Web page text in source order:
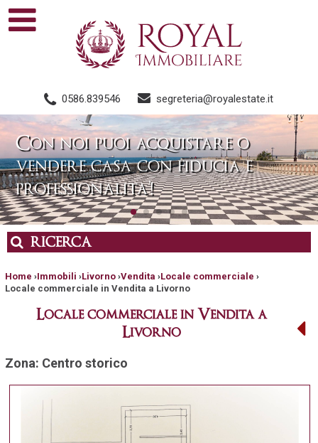
0586.839546 segreteria@royalestate.it
Con noi puoi acquistare o
vendere casa con fiducia e
professionalita’!
RICERCA
Home ›Immobili ›Livorno ›Vendita ›Locale commerciale ›
Locale commerciale in Vendita a Livorno
Locale commerciale in Vendita a
Livorno
Zona: Centro storico